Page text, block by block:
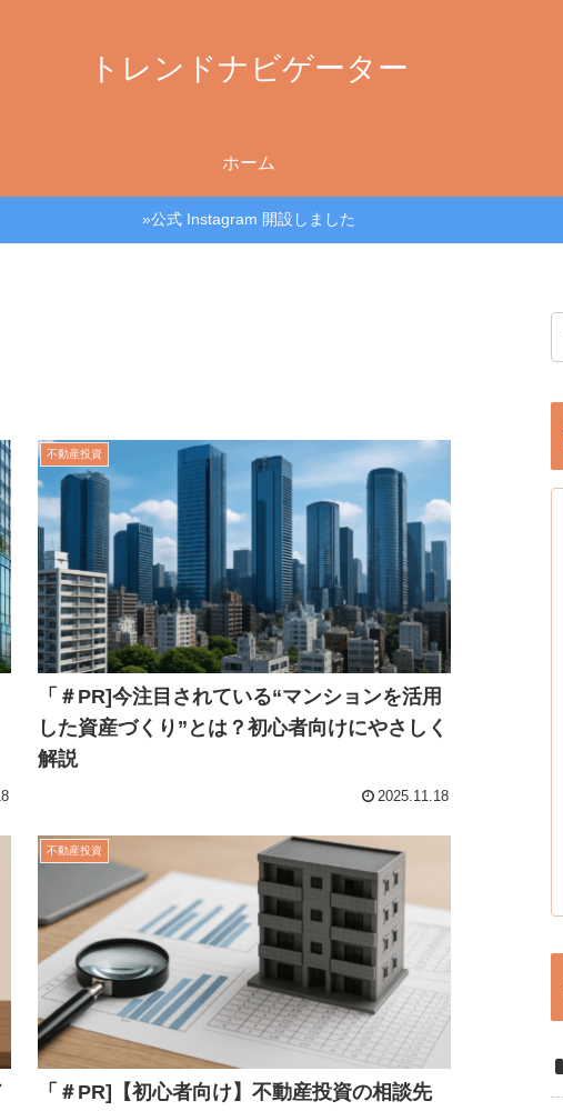
トレンドナビゲーター
ホーム
»公式 Instagram 開設しました
不動産投資
「＃PR]今注目されている“マンションを活用
した資産づくり”とは？初心者向けにやさしく
解説
2025.11.18
不動産投資
「＃PR]【初心者向け】不動産投資の相談先